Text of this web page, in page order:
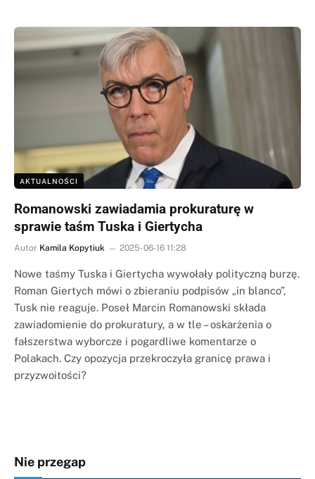
AKTUALNOŚCI
Romanowski zawiadamia prokuraturę w
sprawie taśm Tuska i Giertycha
Autor Kamila Kopytiuk 2025-06-16 11:28
Nowe taśmy Tuska i Giertycha wywołały polityczną burzę.
Roman Giertych mówi o zbieraniu podpisów „in blanco”,
Tusk nie reaguje. Poseł Marcin Romanowski składa
zawiadomienie do prokuratury, a w tle – oskarżenia o
fałszerstwa wyborcze i pogardliwe komentarze o
Polakach. Czy opozycja przekroczyła granicę prawa i
przyzwoitości?
Nie przegap